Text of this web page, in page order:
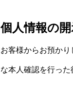
個人情報の
お客様からお預か
な本人確認を行った